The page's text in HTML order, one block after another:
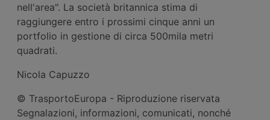
nell'area". La società britannica stima di
raggiungere entro i prossimi cinque anni un
portfolio in gestione di circa 500mila metri
quadrati.
Nicola Capuzzo
© TrasportoEuropa - Riproduzione riservata
Segnalazioni, informazioni, comunicati, nonché